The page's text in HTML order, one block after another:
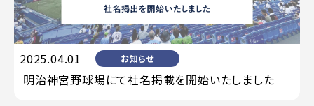
2025.04.01 お知らせ
明治神宮野球場にて社名掲載を開始いたしました